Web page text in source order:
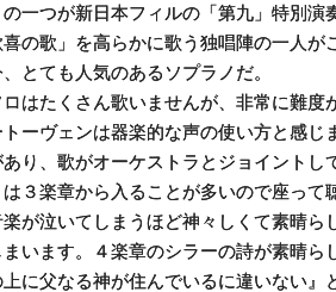
一つが新日本フィルの「第九」特別演
の歌」を高らかに歌う独唱陣の一人が
とても人気のあるソプラノだ。
はたくさん歌いませんが、非常に難度
ーヴェンは器楽的な声の使い方と感じ
り、歌がオーケストラとジョイントし
３楽章から入ることが多いので座って
が泣いてしまうほど神々しくて素晴ら
います。４楽章のシラーの詩が素晴ら
上に父なる神が住んでいるに違いない』